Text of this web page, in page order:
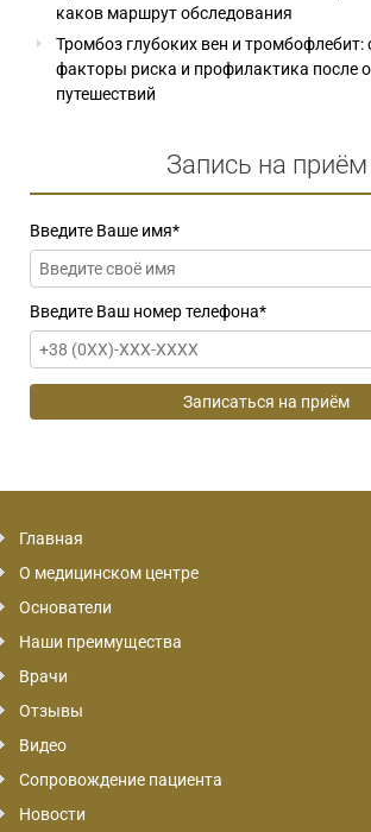
каков маршрут обследования
Тромбоз глубоких вен и
факторы риска и профилактика после
путешествий
Запись на приём
Введите Ваше имя*
Введите Ваш номер телефона*
Главная
О медицинском центре
Основатели
Наши преимущества
Врачи
Отзывы
Видео
Сопровождение пациента
Новости